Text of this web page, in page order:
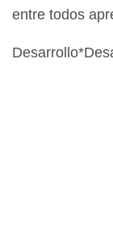
entre todos